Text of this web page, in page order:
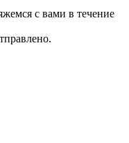
с вами в течение